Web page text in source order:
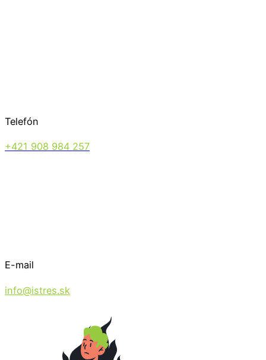
Telefón
+421 908 984 257
E-mail
info@istres.sk